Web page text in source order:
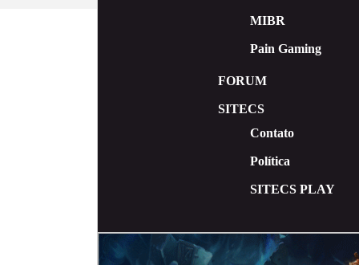
MIBR
Pain Gaming
FORUM
SITECS
Contato
Política
SITECS PLAY